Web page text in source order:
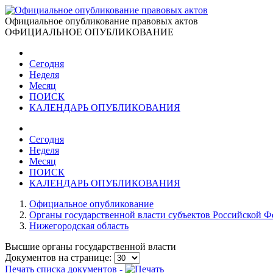
Официальное опубликование правовых актов
ОФИЦИАЛЬНОЕ ОПУБЛИКОВАНИЕ
Сегодня
Неделя
Месяц
ПОИСК
КАЛЕНДАРЬ ОПУБЛИКОВАНИЯ
Сегодня
Неделя
Месяц
ПОИСК
КАЛЕНДАРЬ ОПУБЛИКОВАНИЯ
Официальное опубликование
Органы государственной власти субъектов Российской
Нижегородская область
Высшие органы государственной власти
Документов на странице:
Печать списка документов -